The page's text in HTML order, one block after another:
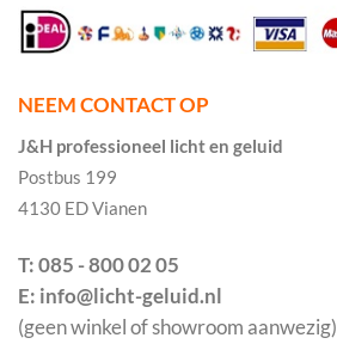
NEEM CONTACT OP
J&H professioneel licht en geluid
Postbus 199
4130 ED Vianen
T: 085 - 800 02 05
E: info@licht-geluid.nl
(geen winkel of showroom aanwezig)